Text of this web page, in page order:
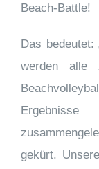
Beach-Battle!
Das bedeutet:
werden alle
gekürt.